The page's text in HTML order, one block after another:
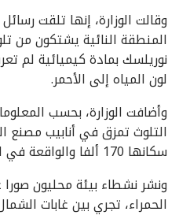
وقالت الوزارة، إنها تلقت
المنطقة النائية يشتكون من
نوريلسك بمادة كيميائية لم
لون المياه إلى الأحمر.
وأضافت الوزارة، بحسب
التلوث تمزق في أنابيب مصنع
سكانها 170 ألفا والواقعة في الدائرة القطبية الشمالية.
ونشر نشطاء بيئة محليون صورا
الحمراء، تجري بين غابات